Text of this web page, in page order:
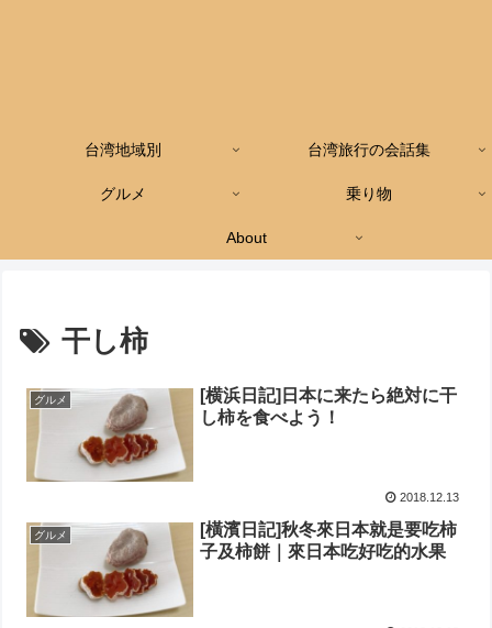
台湾地域別 台湾旅行の会話集
グルメ 乗り物
About
干し柿
グルメ
[横浜日記]日本に来たら絶対に干
し柿を食べよう！
2018.12.13
グルメ
[橫濱日記]秋冬來日本就是要吃柿
子及柿餅｜來日本吃好吃的水果